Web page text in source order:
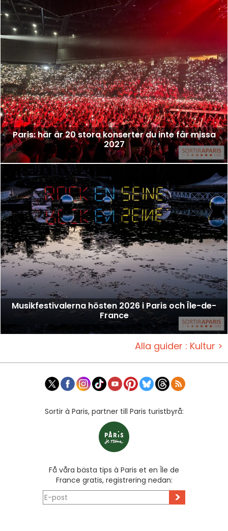
Paris: här är 20 stora konserter du inte får missa
2027
Musikfestivalerna hösten 2026 i Paris och Île-de-
France
Alla guider : Kultur >
Sortir à Paris, partner till Paris turistbyrå:
Få våra bästa tips à Paris et en Île de
France gratis, registrering nedan:
>